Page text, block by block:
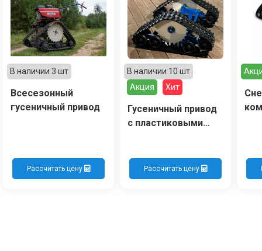
В наличии 3 шт
Всесезонный
гусеничный привод
Рассчитать цену
В наличии 10 шт
Акция
Хит
Гусеничный привод
с пластиковыми
Рассчитать цену